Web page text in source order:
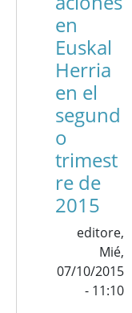
en
Euskal
Herria
en el
segund
o
trimest
re de
2015
editore,
Mié,
07/10/2015
- 11:10